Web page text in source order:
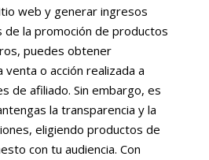
web y generar ingresos
de la promoción de productos
puedes obtener
o acción realizada a
de afiliado. Sin embargo, es
la transparencia y la
eligiendo productos de
con tu audiencia. Con